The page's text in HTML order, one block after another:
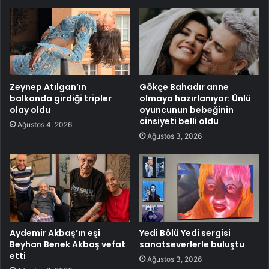
Zeynep Atılgan’ın
balkonda girdiği tripler
olay oldu
Ağustos 4, 2026
Gökçe Bahadır anne
olmaya hazırlanıyor: Ünlü
oyuncunun bebeğinin
cinsiyeti belli oldu
Ağustos 3, 2026
Aydemir Akbaş’ın eşi
Beyhan Benek Akbaş vefat
etti
Yedi Bölü Yedi sergisi
sanatseverlerle buluştu
Ağustos 3, 2026